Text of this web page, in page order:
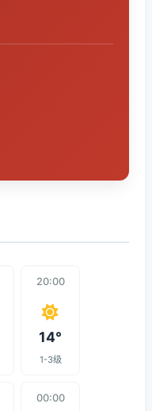
20:00
14°
1-3级
00:00